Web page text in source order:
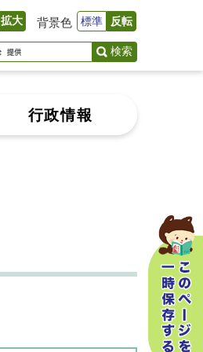
拡大 背景色 標準 反転
検索
行政情報